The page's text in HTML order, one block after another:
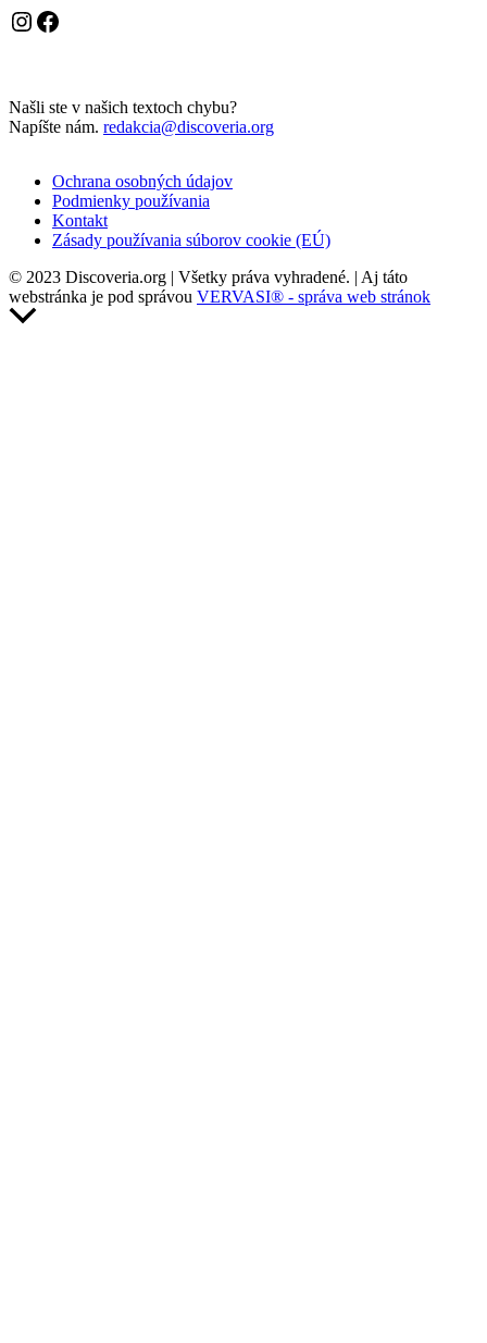
Instagram
Facebook
Našli ste v našich textoch chybu?
Napíšte nám. redakcia@discoveria.org
Ochrana osobných údajov
Podmienky používania
Kontakt
Zásady používania súborov cookie (EÚ)
© 2023 Discoveria.org | Všetky práva vyhradené. | Aj táto
webstránka je pod správou VERVASI® - správa web stránok